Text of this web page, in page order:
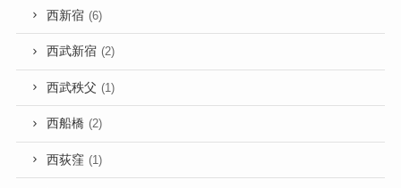
西新宿 (6)
西武新宿 (2)
西武秩父 (1)
西船橋 (2)
西荻窪 (1)